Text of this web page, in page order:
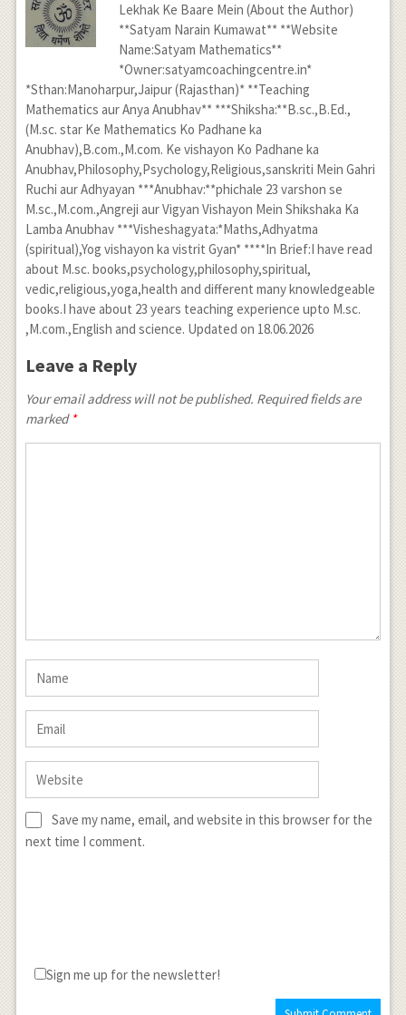
Lekhak Ke Baare Mein (About the Author)
**Satyam Narain Kumawat** **Website
Name:Satyam Mathematics**
*Owner:satyamcoachingcentre.in*
*Sthan:Manoharpur,Jaipur (Rajasthan)* **Teaching
Mathematics aur Anya Anubhav** ***Shiksha:**B.sc.,B.Ed.,
(M.sc. star Ke Mathematics Ko Padhane ka
Anubhav),B.com.,M.com. Ke vishayon Ko Padhane ka
Anubhav,Philosophy,Psychology,Religious,sanskriti Mein Gahri
Ruchi aur Adhyayan ***Anubhav:**phichale 23 varshon se
M.sc.,M.com.,Angreji aur Vigyan Vishayon Mein Shikshaka Ka
Lamba Anubhav ***Visheshagyata:*Maths,Adhyatma
(spiritual),Yog vishayon ka vistrit Gyan* ****In Brief:I have read
about M.sc. books,psychology,philosophy,spiritual,
vedic,religious,yoga,health and different many knowledgeable
books.I have about 23 years teaching experience upto M.sc.
,M.com.,English and science. Updated on 18.06.2026
Leave a Reply
Your email address will not be published. Required fields are
marked *
Save my name, email, and website in this browser for the
next time I comment.
Sign me up for the newsletter!